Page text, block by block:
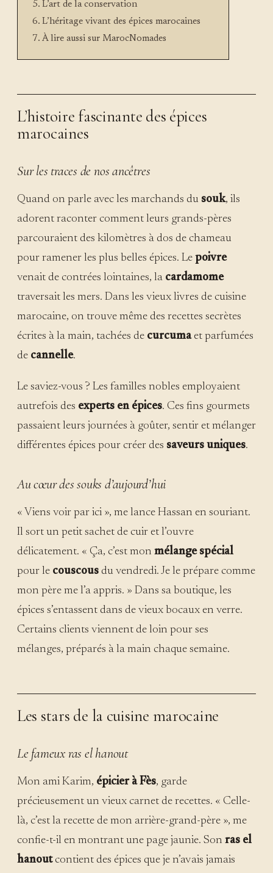
L’art de la conservation
L’héritage vivant des épices marocaines
À lire aussi sur MarocNomades
L’histoire fascinante des épices
marocaines
Sur les traces de nos ancêtres
Quand on parle avec les marchands du souk, ils
adorent raconter comment leurs grands-pères
parcouraient des kilomètres à dos de chameau
pour ramener les plus belles épices. Le poivre
venait de contrées lointaines, la cardamome
traversait les mers. Dans les vieux livres de cuisine
marocaine, on trouve même des recettes secrètes
écrites à la main, tachées de curcuma et parfumées
de cannelle.
Le saviez-vous ? Les familles nobles employaient
autrefois des experts en épices. Ces fins gourmets
passaient leurs journées à goûter, sentir et mélanger
différentes épices pour créer des saveurs uniques.
Au cœur des souks d’aujourd’hui
« Viens voir par ici », me lance Hassan en souriant.
Il sort un petit sachet de cuir et l’ouvre
délicatement. « Ça, c’est mon mélange spécial
pour le couscous du vendredi. Je le prépare comme
mon père me l’a appris. » Dans sa boutique, les
épices s’entassent dans de vieux bocaux en verre.
Certains clients viennent de loin pour ses
mélanges, préparés à la main chaque semaine.
Les stars de la cuisine marocaine
Le fameux ras el hanout
Mon ami Karim, épicier à Fès, garde
précieusement un vieux carnet de recettes. « Celle-
là, c’est la recette de mon arrière-grand-père », me
confie-t-il en montrant une page jaunie. Son ras el
hanoutcontient des épices que je n’avais jamais